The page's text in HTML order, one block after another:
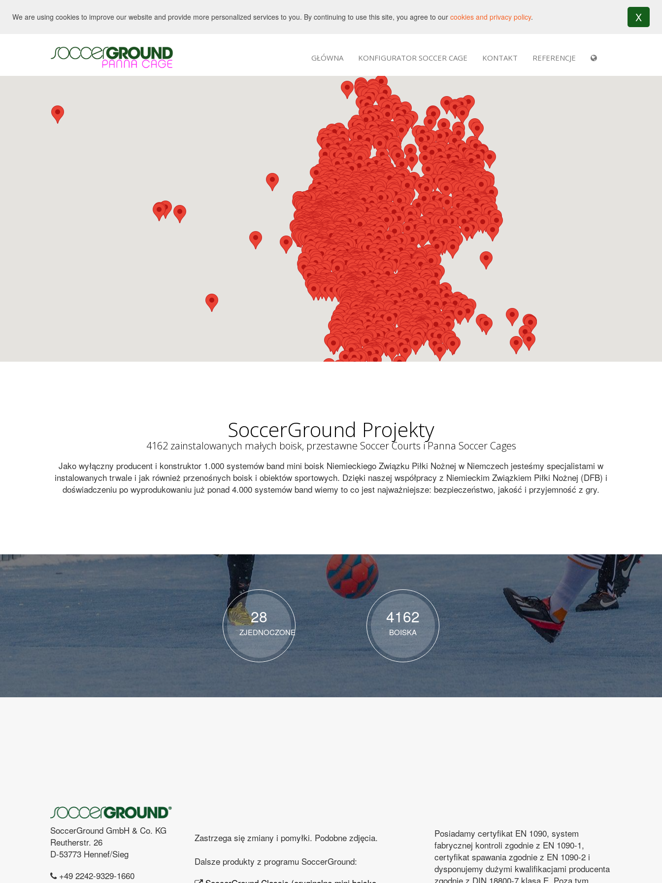
We are using cookies to improve our website and provide more personalized services to you. By continuing to use this site, you agree to ourcookies and privacy policy. X
GŁÓWNA KONFIGURATOR SOCCER CAGE KONTAKT REFERENCJE
SoccerGround Projekty
4162 zainstalowanych małych boisk, przestawne Soccer Courts i Panna Soccer Cages
Jako wyłączny producent i konstruktor 1.000 systemów band mini boisk Niemieckiego Związku Piłki Nożnej w Niemczech jesteśmy specjalistami w
instalowanych trwale i jak również przenośnych boisk i obiektów sportowych. Dzięki naszej współpracy z Niemieckim Związkiem Piłki Nożnej (DFB) i
doświadczeniu po wyprodukowaniu już ponad 4.000 systemów band wiemy to co jest najważniejsze: bezpieczeństwo, jakość i przyjemność z gry.
28
ZJEDNOCZONE
4162
BOISKA
SoccerGround GmbH & Co. KG
Reutherstr. 26
D-53773 Hennef/Sieg
+49 2242-9329-1660
Zastrzega się zmiany i pomyłki. Podobne zdjęcia.
Dalsze produkty z programu SoccerGround:
Posiadamy certyfikat EN 1090, system
fabrycznej kontroli zgodnie z EN 1090-1,
certyfikat spawania zgodnie z EN 1090-2 i
dysponujemy dużymi kwalifikacjami producenta
zgodnie z DIN 18800-7 klasa E. Poza tym